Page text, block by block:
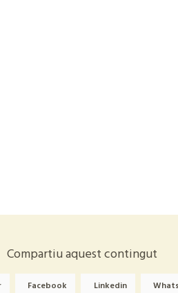
Compartiu aquest contingut
Facebook Linkedin